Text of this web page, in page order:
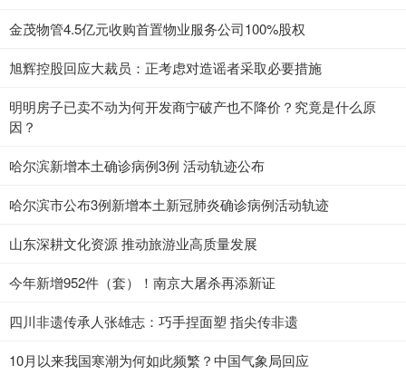
金茂物管4.5亿元收购首置物业服务公司100%股权
旭辉控股回应大裁员：正考虑对造谣者采取必要措施
明明房子已卖不动为何开发商宁破产也不降价？究竟是什么原
因？
哈尔滨新增本土确诊病例3例 活动轨迹公布
哈尔滨市公布3例新增本土新冠肺炎确诊病例活动轨迹
山东深耕文化资源 推动旅游业高质量发展
今年新增952件（套）！南京大屠杀再添新证
四川非遗传承人张雄志：巧手捏面塑 指尖传非遗
10月以来我国寒潮为何如此频繁？中国气象局回应